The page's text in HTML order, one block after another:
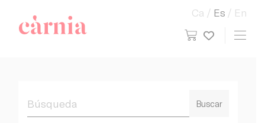
view cartMy
Ca Es En
Buscar